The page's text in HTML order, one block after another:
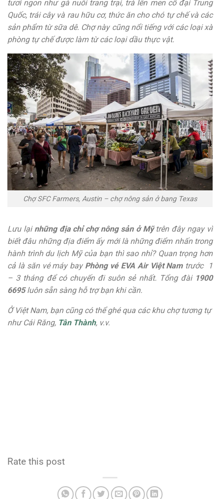
tươi ngon như gà nuôi trang trại, trà lên men cổ đại Trung
Quốc, trái cây và rau hữu cơ, thức ăn cho chó tự chế và các
sản phẩm từ sữa dê. Chợ này cũng nổi tiếng với các loại xà
phòng tự chế được làm từ các loại dầu thực vật.
Chợ SFC Farmers, Austin – chợ nông sản ở bang Texas
Lưu lại những địa chỉ chợ nông sản ở Mỹtrên đây ngay vì
biết đâu những địa điểm ấy mới là những điểm nhấn trong
hành trình du lịch Mỹ của bạn thì sao nhỉ? Quan trọng hơn
cả là săn vé máy bay Phòng vé EVA Air Việt Namtrước 1
– 3 tháng để có chuyến đi suôn sẻ nhất. Tổng đài 1900
6695luôn sẵn sàng hỗ trợ bạn khi cần.
Ở Việt Nam, bạn cũng có thể ghé qua các khu chợ tương tự
như Cái Răng, Tân Thành, v.v.
Rate this post